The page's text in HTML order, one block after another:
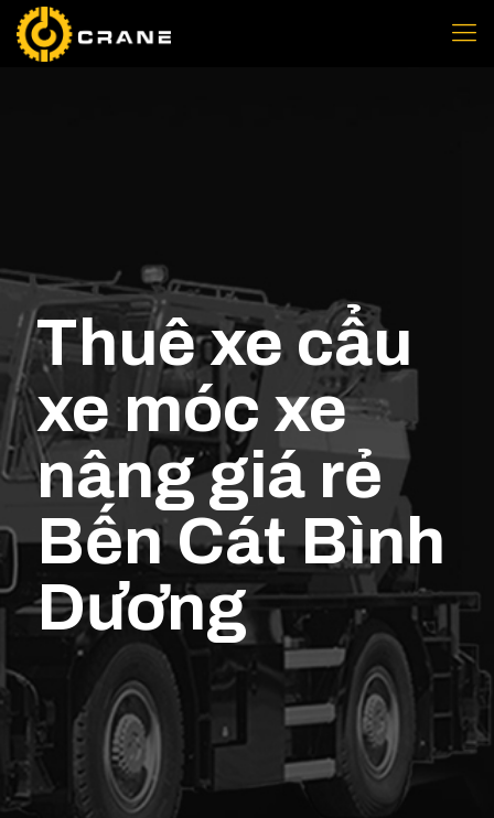
Thuê xe cẩu
xe móc xe
nâng giá rẻ
Bến Cát Bình
Dương